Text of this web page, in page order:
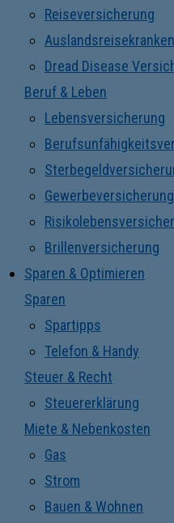
Reiseversicherung
Dread Disease
Beruf & Leben
Lebensversicherung
Gewerbeversicherung
Brillenversicherung
Sparen & Optimieren
Sparen
Spartipps
Telefon & Handy
Steuer & Recht
Steuererklärung
Miete & Nebenkosten
Gas
Strom
Bauen & Wohnen